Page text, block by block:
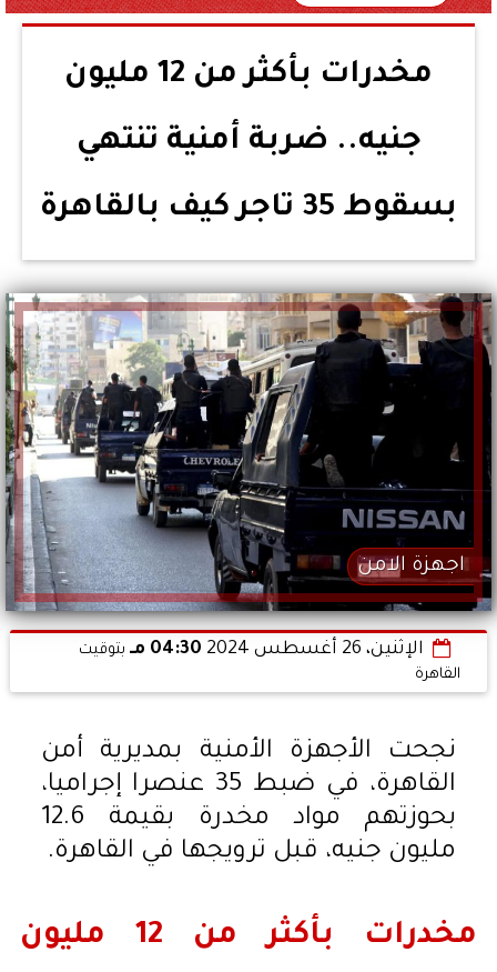
مخدرات بأكثر من 12 مليون
جنيه.. ضربة أمنية تنتهي
بسقوط 35 تاجر كيف بالقاهرة
اجهزة الامن
الإثنين، 26 أغسطس 2024 04:30 مـ
بتوقيت
القاهرة
نجحت الأجهزة الأمنية بمديرية أمن
القاهرة، في ضبط 35 عنصرا إجراميا،
بحوزتهم مواد مخدرة بقيمة 12.6
مليون جنيه، قبل ترويجها في القاهرة.
مخدرات بأكثر من 12 مليون